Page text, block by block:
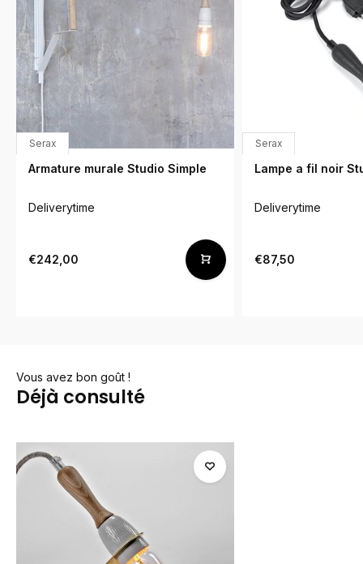
Serax
Armature murale Studio Simple
Deliverytime
€242,00
Serax
Lampe a fil noir
Deliverytime
€87,50
Vous avez bon goût !
Déjà consulté